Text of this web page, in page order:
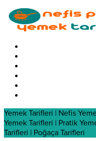
Yemek Tarifleri | Nefis
Yemek Tarifleri | Pratik
Tarifleri | Poğaça Tarifleri